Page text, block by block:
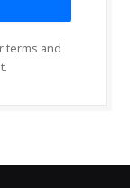
terms and